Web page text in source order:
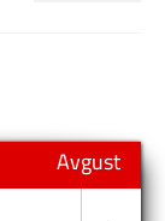
Avgust